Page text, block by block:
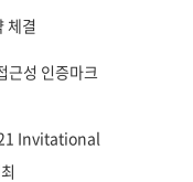
체결
근성 인증마크
Invitational